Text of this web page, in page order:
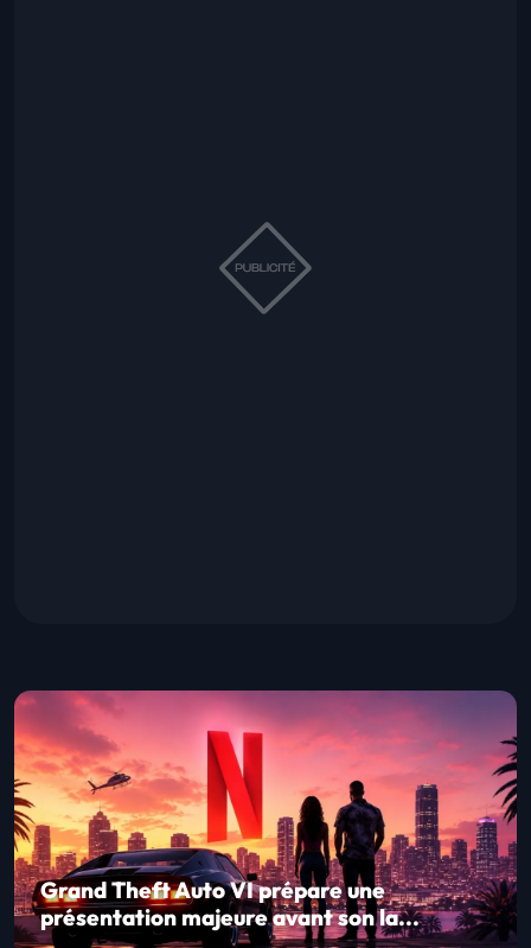
Grand Theft Auto VI prépare une
présentation majeure avant son la...